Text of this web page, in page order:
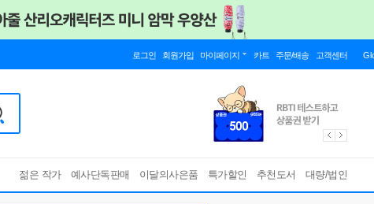
로그인 회원가입 마이페이지 카트 주문/배송 고객센터
젊은 작가 예사단독판매 이달의사은품 특가할인 추천도서 대량/법인